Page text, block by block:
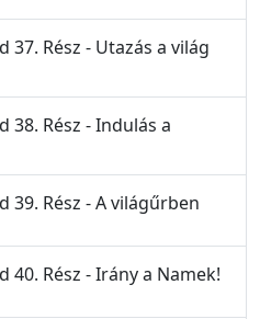
37. Rész - Utazás a világ
38. Rész - Indulás a
39. Rész - A világűrben
40. Rész - Irány a Namek!